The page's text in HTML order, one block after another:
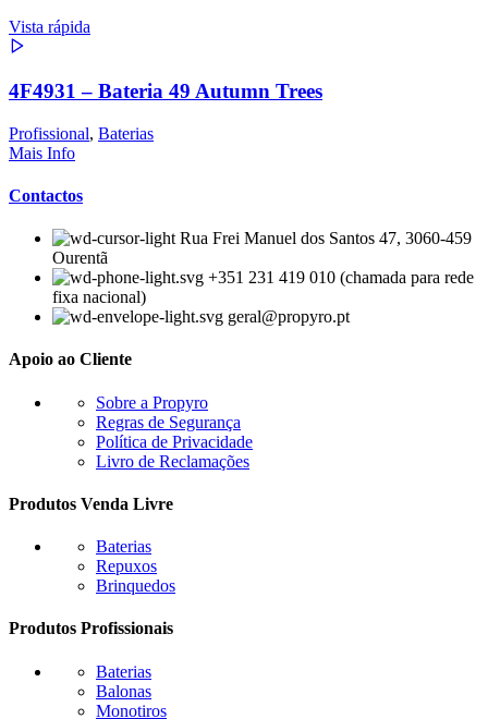
Vista rápida
4F4931 – Bateria 49 Autumn Trees
Profissional, Baterias
Mais Info
Contactos
Rua Frei Manuel dos Santos 47, 3060-459
Ourentã​
+351 231 419 010 (chamada para rede
fixa nacional)
geral@propyro.pt
Apoio ao Cliente
Sobre a Propyro
Regras de Segurança
Política de Privacidade
Livro de Reclamações
Produtos Venda Livre
Baterias
Repuxos
Brinquedos
Produtos Profissionais
Baterias
Balonas
Monotiros